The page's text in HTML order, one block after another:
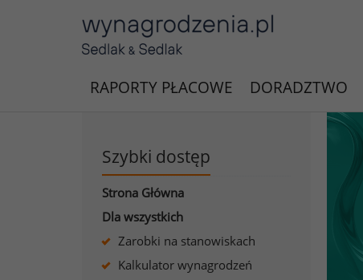
RAPORTY PŁACOWE DORADZTWO
Szybki dostęp
Strona Główna
Dla wszystkich
Zarobki na stanowiskach
Kalkulator wynagrodzeń